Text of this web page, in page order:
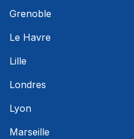
Grenoble
Le Havre
Lille
Londres
Lyon
Marseille